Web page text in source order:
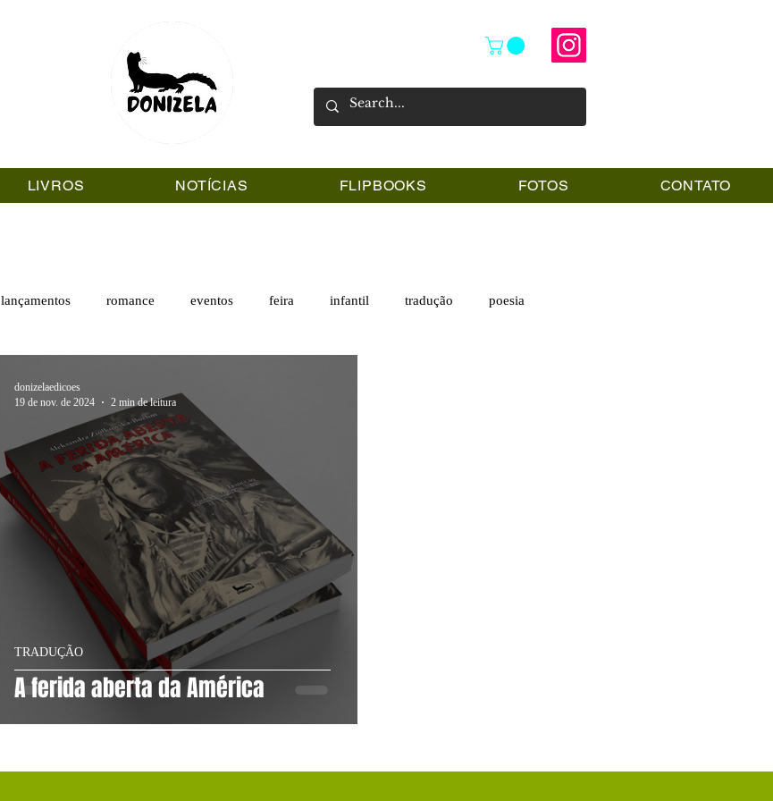
LIVROS NOTÍCIAS FLIPBOOKS FOTOS CONTATO
lançamentos romance eventos feira infantil tradução poesia
A ferida aberta da América
TRADUÇÃO
donizelaedicoes
19 de nov. de 2024
2 min de leitura